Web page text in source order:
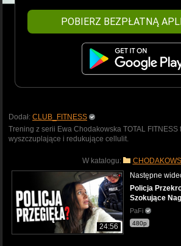
POBIERZ BEZPŁATNĄ
Dodał: CLUB_FITNESS
Trening z serii Ewa Chodakowska TOTAL FITNESS
wyszczuplające i redukujące cellulit.
W katalogu:
24:56
Następne
Policja
Szokujące
PaFi
480p